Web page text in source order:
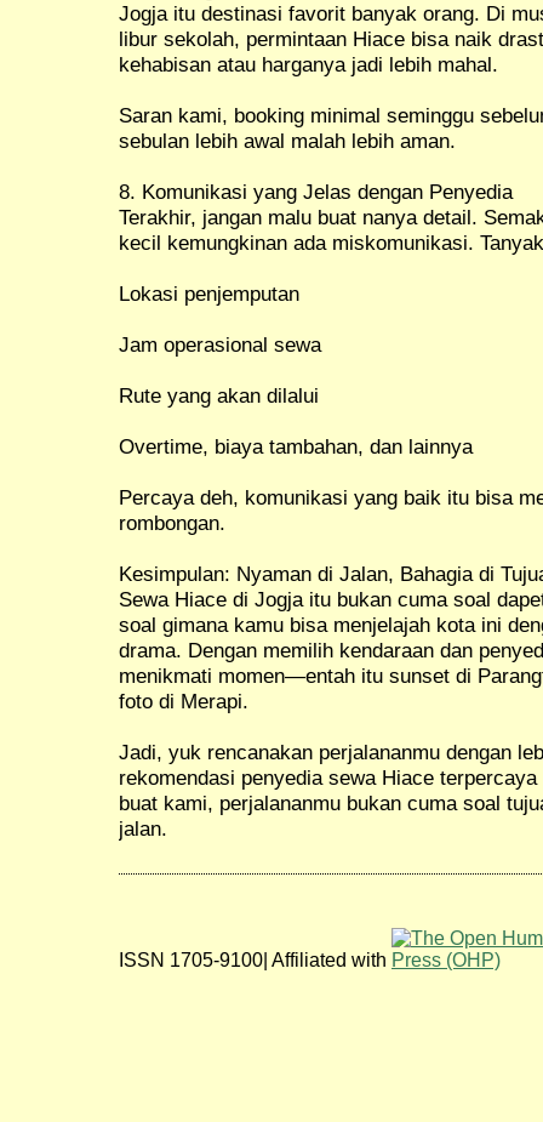
Jogja itu destinasi favorit banyak orang. Di
libur sekolah, permintaan Hiace bisa naik
kehabisan atau harganya jadi lebih mahal.
Saran kami, booking minimal seminggu
sebulan lebih awal malah lebih aman.
8. Komunikasi yang Jelas dengan Penyedia
Terakhir, jangan malu buat nanya detail.
kecil kemungkinan ada miskomunikasi.
Lokasi penjemputan
Jam operasional sewa
Rute yang akan dilalui
Overtime, biaya tambahan, dan lainnya
Percaya deh, komunikasi yang baik itu bisa
rombongan.
Kesimpulan: Nyaman di Jalan, Bahagia di
Sewa Hiace di Jogja itu bukan cuma soal
soal gimana kamu bisa menjelajah kota ini
drama. Dengan memilih kendaraan dan
menikmati momen—entah itu sunset di
foto di Merapi.
Jadi, yuk rencanakan perjalananmu dengan
rekomendasi penyedia sewa Hiace
buat kami, perjalananmu bukan cuma soal
jalan.
ISSN 1705-9100| Affiliated with